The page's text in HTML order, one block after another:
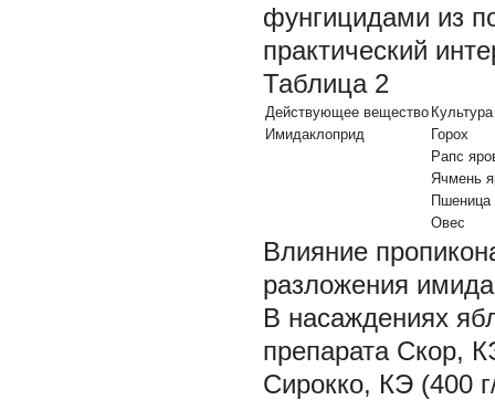
фунгицидами из
практический
Таблица 2
Действующее вещество Культура
Имидаклоприд
Горох
Рапс
Ячмень
Пшеница
Овес
Влияние
разложения
В насаждениях
препарата Скор,
Сирокко, КЭ (400